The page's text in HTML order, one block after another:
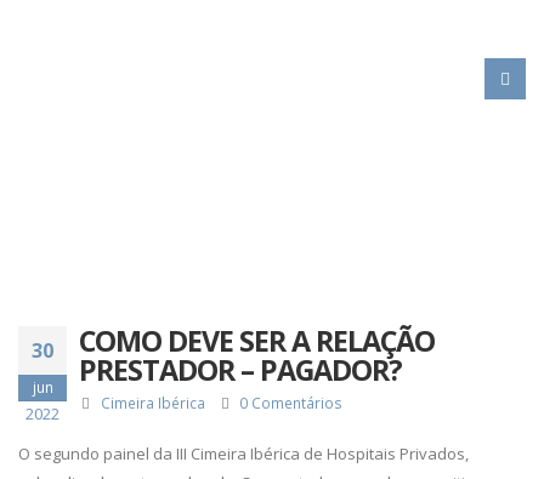
30
jun
2022
COMO DEVE SER A RELAÇÃO
PRESTADOR – PAGADOR?
Cimeira Ibérica 0 Comentários
O segundo painel da III Cimeira Ibérica de Hospitais Privados,